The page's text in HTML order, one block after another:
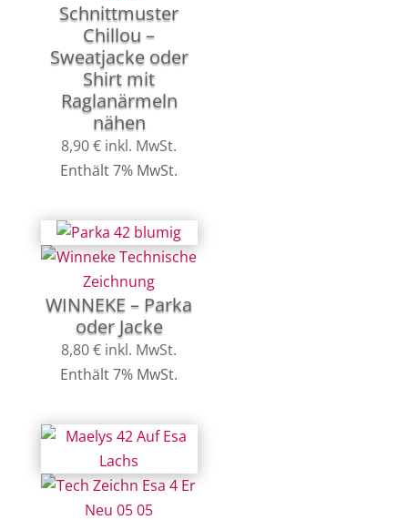
Schnittmuster
Chillou –
Sweatjacke oder
Shirt mit
Raglanärmeln
nähen
8,90€ inkl. MwSt.
Enthält 7% MwSt.
WINNEKE – Parka
oder Jacke
8,80€ inkl. MwSt.
Enthält 7% MwSt.